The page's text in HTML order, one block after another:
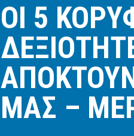
ΟΙ 5
ΜΑΣ –